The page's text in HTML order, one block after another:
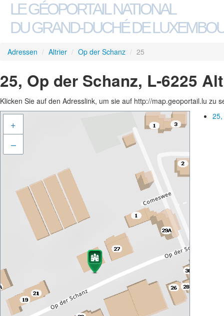
LE GÉOPORTAIL NATIONAL
DU GRAND-DUCHÉ DE
Adressen / Altrier / Op der Schanz / 25
25, Op der Schanz, L-6225
Klicken Sie auf den Adresslink, um sie auf http://map.geoportail.lu zu
+
–